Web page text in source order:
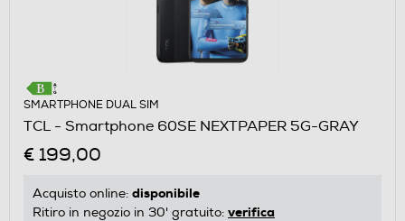
SMARTPHONE DUAL SIM
TCL - Smartphone 60SE NEXTPAPER 5G-GRAY
€ 199,00
Acquisto online: disponibile
Ritiro in negozio in 30' gratuito: verifica